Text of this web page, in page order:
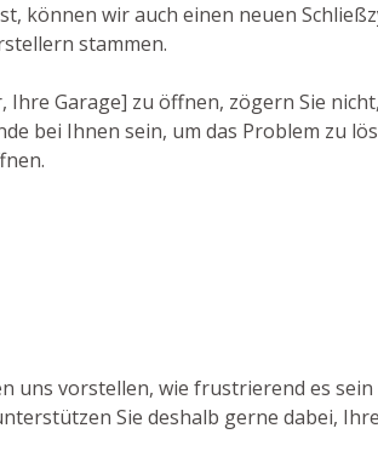
können wir auch einen neuen
stammen.
Ihre Garage] zu öffnen, zögern Sie
bei Ihnen sein, um das Problem zu
uns vorstellen, wie frustrierend es
Sie deshalb gerne dabei,